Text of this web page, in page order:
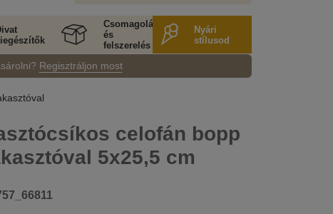
Csomagolás
és
felszerelés
Nyári
stílusod
Regisztráljon most
celofán bopp
5x25,5 cm